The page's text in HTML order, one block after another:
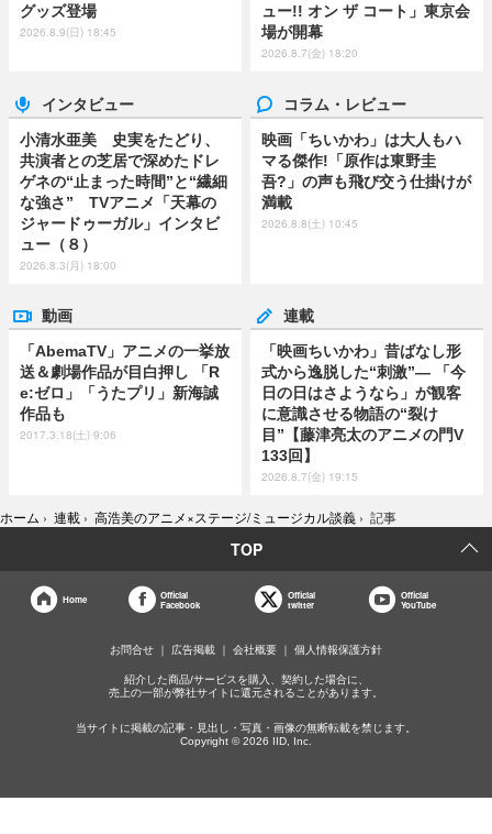
グッズ登場
2026.8.9(日) 18:45
ュー!! オン ザ コート」東京会
場が開幕
2026.8.7(金) 18:20
インタビュー
小清水亜美 史実をたどり、
共演者との芝居で深めたドレ
ゲネの“止まった時間”と“繊細
な強さ” TVアニメ「天幕の
ジャードゥーガル」インタビ
ュー（８）
2026.8.3(月) 18:00
コラム・レビュー
映画「ちいかわ」は大人もハ
マる傑作!「原作は東野圭
吾?」の声も飛び交う仕掛けが
満載
2026.8.8(土) 10:45
動画
「AbemaTV」アニメの一挙放
送＆劇場作品が目白押し 「R
e:ゼロ」「うたプリ」新海誠
作品も
2017.3.18(土) 9:06
連載
「映画ちいかわ」昔ばなし形
式から逸脱した“刺激”― 「今
日の日はさようなら」が観客
に意識させる物語の“裂け
目”【藤津亮太のアニメの門V
133回】
2026.8.7(金) 19:15
ホーム › 連載 › 高浩美のアニメ×ステージ/ミュージカル談義 › 記事
TOP
Home
Official
Facebook
Official
twitter
Official
YouTube
お問合せ 広告掲載 会社概要 個人情報保護方針
紹介した商品/サービスを購入、契約した場合に、
売上の一部が弊社サイトに還元されることがあります。
当サイトに掲載の記事・見出し・写真・画像の無断転載を禁じます。
Copyright © 2026 IID, Inc.